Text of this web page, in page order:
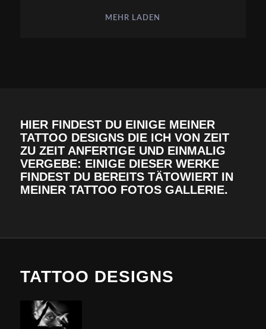
MEHR LADEN
HIER FINDEST DU EINIGE MEINER
TATTOO DESIGNS DIE ICH VON ZEIT
ZU ZEIT ANFERTIGE UND EINMALIG
VERGEBE: EINIGE DIESER WERKE
FINDEST DU BEREITS TÄTOWIERT IN
MEINER TATTOO FOTOS GALLERIE.
TATTOO DESIGNS